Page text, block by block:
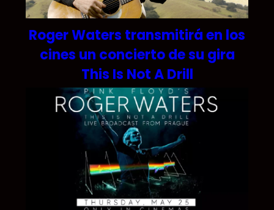
Roger Waters transmitirá en los
cines un concierto de su gira
This Is Not A Drill